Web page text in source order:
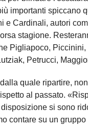
importanti spiccano
e Cardinali, autori
stagione.
Pigliapoco, Piccinini,
Petrucci,
quale ripartire,
al passato.
si sono
contare su un gruppo